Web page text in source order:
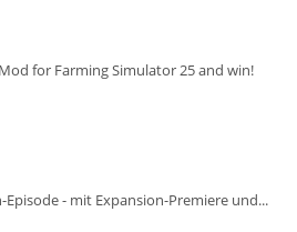
for Farming Simulator 25 and win!
- mit Expansion-Premiere und...